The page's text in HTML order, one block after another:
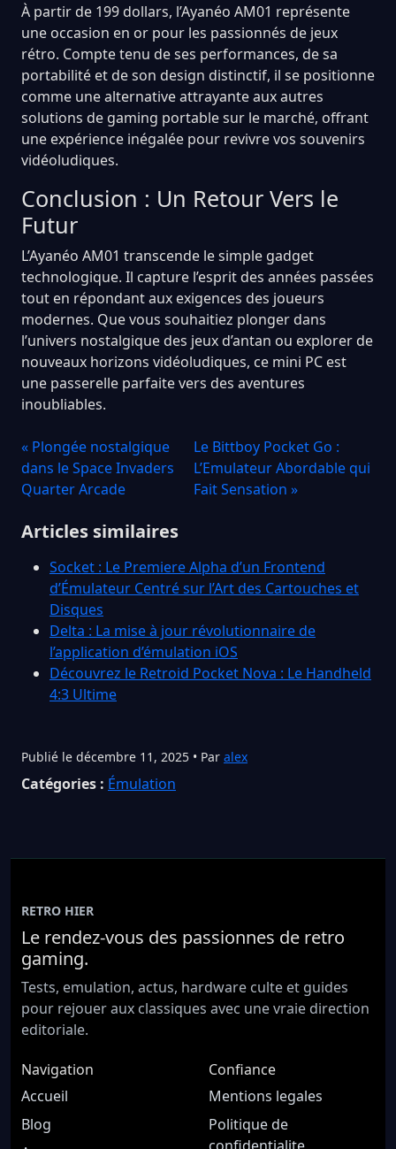
À partir de 199 dollars, l’Ayanéo AM01 représente
une occasion en or pour les passionnés de jeux
rétro. Compte tenu de ses performances, de sa
portabilité et de son design distinctif, il se positionne
comme une alternative attrayante aux autres
solutions de gaming portable sur le marché, offrant
une expérience inégalée pour revivre vos souvenirs
vidéoludiques.
Conclusion : Un Retour Vers le
Futur
L’Ayanéo AM01 transcende le simple gadget
technologique. Il capture l’esprit des années passées
tout en répondant aux exigences des joueurs
modernes. Que vous souhaitiez plonger dans
l’univers nostalgique des jeux d’antan ou explorer de
nouveaux horizons vidéoludiques, ce mini PC est
une passerelle parfaite vers des aventures
inoubliables.
« Plongée nostalgique
dans le Space Invaders
Quarter Arcade
Le Bittboy Pocket Go :
L’Emulateur Abordable qui
Fait Sensation »
Articles similaires
Socket : Le Premiere Alpha d’un Frontend
d’Émulateur Centré sur l’Art des Cartouches et
Disques
Delta : La mise à jour révolutionnaire de
l’application d’émulation iOS
Découvrez le Retroid Pocket Nova : Le Handheld
4:3 Ultime
Publié le décembre 11, 2025 • Par alex
Catégories : Émulation
RETRO HIER
Le rendez-vous des passionnes de retro
gaming.
Tests, emulation, actus, hardware culte et guides
pour rejouer aux classiques avec une vraie direction
editoriale.
Navigation
Accueil
Blog
Confiance
Mentions legales
Politique de